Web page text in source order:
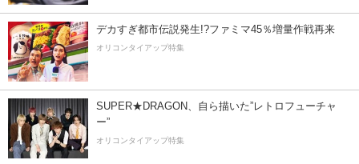
デカすぎ都市伝説発生!?ファミマ45％増量作戦再来
オリコンタイアップ特集
SUPER★DRAGON、自ら描いた”レトロフューチャ
ー”
オリコンタイアップ特集